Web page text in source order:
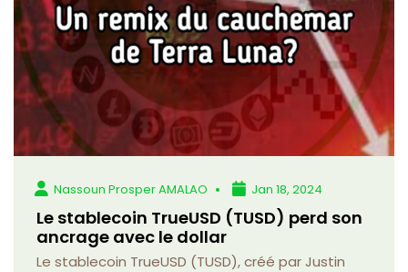
Nassoun Prosper AMALAO Jan 18, 2024
Le stablecoin TrueUSD (TUSD) perd son
ancrage avec le dollar
Le stablecoin TrueUSD (TUSD), créé par Justin